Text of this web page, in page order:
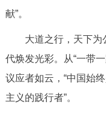
献”。
大道之行，天下
代焕发光彩。从“一带
议应者如云，“中国始
主义的践行者”。